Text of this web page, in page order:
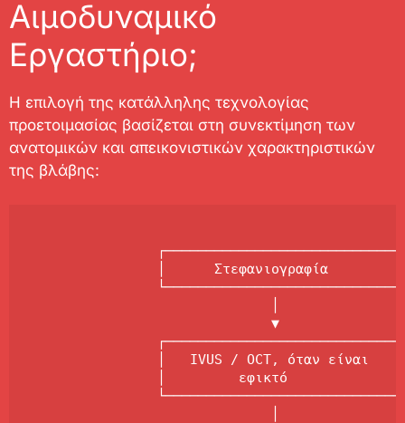
Αιμοδυναμικό
Εργαστήριο;
Η επιλογή της κατάλληλης τεχνολογίας
προετοιμασίας βασίζεται στη συνεκτίμηση των
ανατομικών και απεικονιστικών χαρακτηριστικών
της βλάβης:
│      Στεφανιογραφία
                              ▼
│   IVUS / OCT, όταν είναι
│         εφικτό